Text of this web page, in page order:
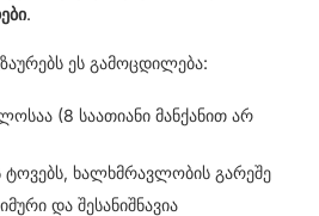
.
ეს გამოცდილება:
(8 საათიანი მანქანით არ
ტოვებს, ხალხმრავლობის გარეშე
და შესანიშნავია